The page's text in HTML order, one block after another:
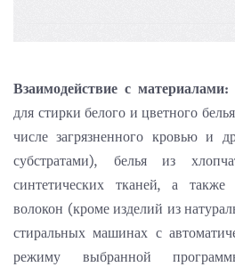
Взаимодействие с материалами:
для стирки белого и цветного
числе загрязненного кровью и
субстратами), белья из
синтетических тканей, а
волокон (кроме изделий из
стиральных машинах с
режиму выбранной